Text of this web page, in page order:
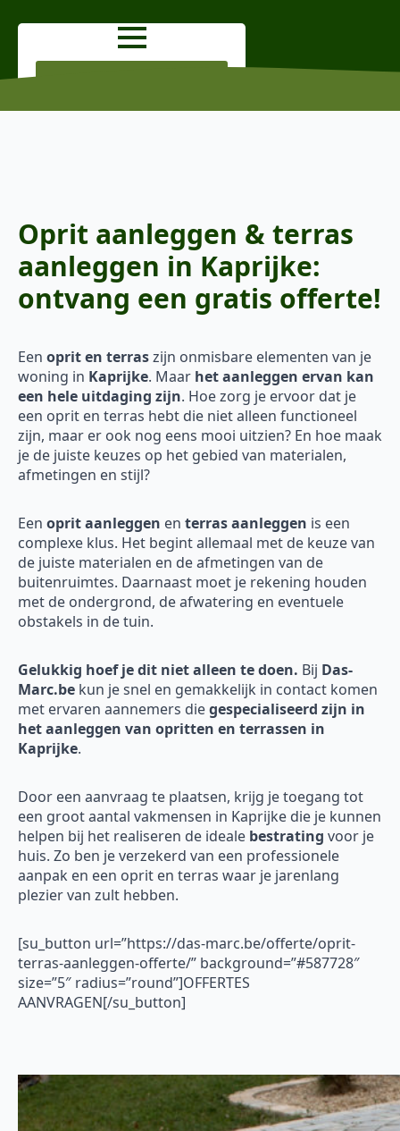
Oprit aanleggen & terras
aanleggen in Kaprijke:
ontvang een gratis offerte!
Een oprit en terraszijn onmisbare elementen van je
woning in Kaprijke. Maar het aanleggen ervan kan
een hele uitdaging zijn. Hoe zorg je ervoor dat je
een oprit en terras hebt die niet alleen functioneel
zijn, maar er ook nog eens mooi uitzien? En hoe maak
je de juiste keuzes op het gebied van materialen,
afmetingen en stijl?
Een oprit aanleggen en terras aanleggen is een
complexe klus. Het begint allemaal met de keuze van
de juiste materialen en de afmetingen van de
buitenruimtes. Daarnaast moet je rekening houden
met de ondergrond, de afwatering en eventuele
obstakels in de tuin.
Gelukkig hoef je dit niet alleen te doen. Bij Das-
Marc.be kun je snel en gemakkelijk in contact komen
met ervaren aannemers diegespecialiseerd zijn in
het aanleggen van opritten en terrassen in
Kaprijke.
Door een aanvraag te plaatsen, krijg je toegang tot
een groot aantal vakmensen in Kaprijke die je kunnen
helpen bij het realiseren de ideale bestrating voor je
huis. Zo ben je verzekerd van een professionele
aanpak en een oprit en terras waar je jarenlang
plezier van zult hebben.
[su_button url=”https://das-marc.be/offerte/oprit-
terras-aanleggen-offerte/” background=”#587728″
size=”5″ radius=”round”]OFFERTES
AANVRAGEN[/su_button]